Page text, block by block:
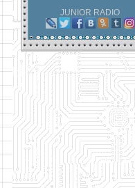
JUNIOR RADIO